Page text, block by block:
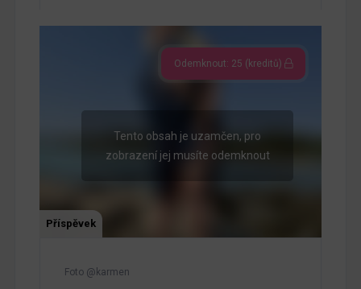
Odemknout: 25 (kreditů)
Tento obsah je uzamčen, pro
zobrazení jej musíte odemknout
Příspěvek
Foto @karmen